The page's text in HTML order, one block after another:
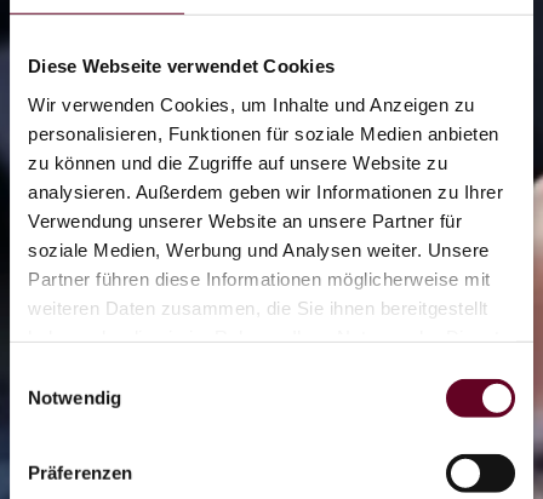
Diese Webseite verwendet Cookies
Wir verwenden Cookies, um Inhalte und Anzeigen zu
personalisieren, Funktionen für soziale Medien anbieten
zu können und die Zugriffe auf unsere Website zu
analysieren. Außerdem geben wir Informationen zu Ihrer
Verwendung unserer Website an unsere Partner für
soziale Medien, Werbung und Analysen weiter. Unsere
Partner führen diese Informationen möglicherweise mit
weiteren Daten zusammen, die Sie ihnen bereitgestellt
Notwendig
Präferenzen
0/13
0/2